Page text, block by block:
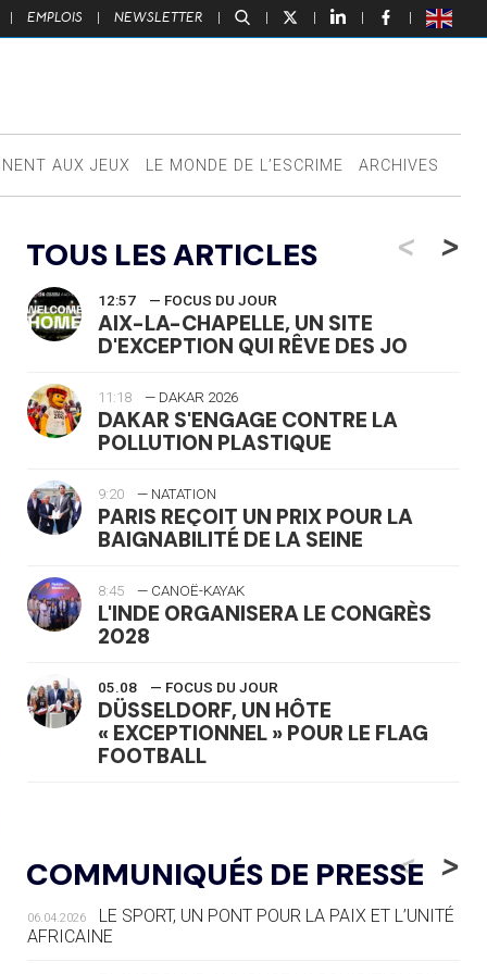
| EMPLOIS | NEWSLETTER | | | | |
AUX JEUX LE MONDE DE L’ESCRIME ARCHIVES
TOUS LES ARTICLES <
12:57 — FOCUS DU JOUR
AIX-LA-CHAPELLE, UN SITE
D'EXCEPTION QUI RÊVE DES JO
11:18 — DAKAR 2026
DAKAR S'ENGAGE CONTRE LA
POLLUTION PLASTIQUE
9:20 — NATATION
PARIS REÇOIT UN PRIX POUR LA
BAIGNABILITÉ DE LA SEINE
8:45 — CANOË-KAYAK
L'INDE ORGANISERA LE CONGRÈS
2028
05.08 — FOCUS DU JOUR
DÜSSELDORF, UN HÔTE
« EXCEPTIONNEL » POUR LE FLAG
FOOTBALL
LE RÊVE DE VOIR LA LUGE ALPINE
AUX JO « N'EST PAS FINI »
05.08 — TIR À L'ARC
DES MONDIAUX À BRISBANE SUR LA
>
COMMUNIQUÉS DE PRESSE
<
06.04.2026
LE SPORT, UN PONT POUR LA PAIX ET L’UNITÉ
AFRICAINE
>